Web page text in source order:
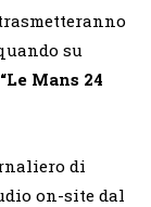
su
“Le Mans 24
di
on-site dal